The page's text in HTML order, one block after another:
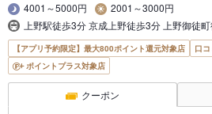
4001～5000円
2001～3000円
上野駅徒歩3分 京成上野徒歩3分 上野御徒
【アプリ予約限定】最大800ポイント還元対象店
口
ポイントプラス対象店
クーポン